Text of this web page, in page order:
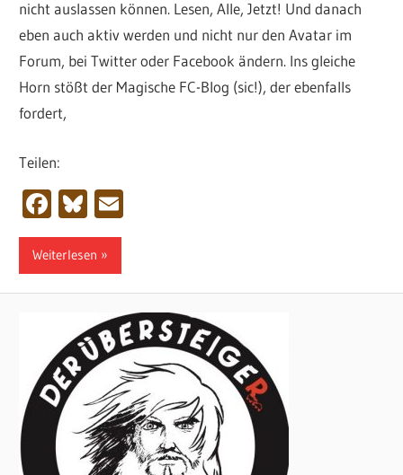
nicht auslassen können. Lesen, Alle, Jetzt! Und danach
eben auch aktiv werden und nicht nur den Avatar im
Forum, bei Twitter oder Facebook ändern. Ins gleiche
Horn stößt der Magische FC-Blog (sic!), der ebenfalls
fordert,
Teilen:
Facebook
Bluesky
Weiterlesen